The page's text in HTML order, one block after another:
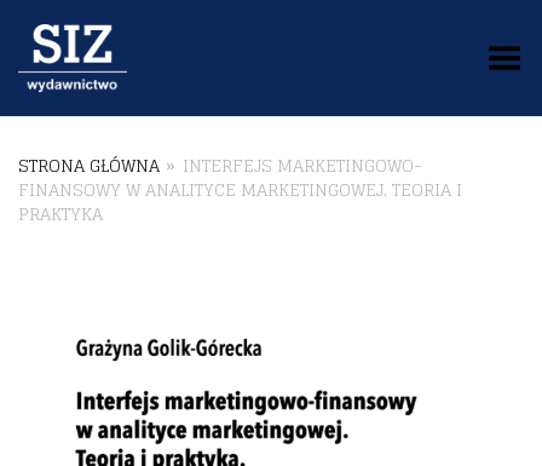
Toggle Menu
STRONA GŁÓWNA » INTERFEJS MARKETINGOWO-
FINANSOWY W ANALITYCE MARKETINGOWEJ. TEORIA I
PRAKTYKA